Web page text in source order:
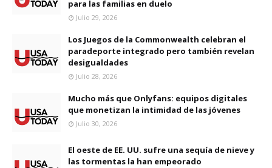
para las familias en duelo
Julio 29, 2026
Los Juegos de la Commonwealth celebran el
paradeporte integrado pero también revelan
desigualdades
Julio 28, 2026
Mucho más que Onlyfans: equipos digitales
que monetizan la intimidad de las jóvenes
Julio 30, 2026
El oeste de EE. UU. sufre una sequía de nieve y
las tormentas la han empeorado